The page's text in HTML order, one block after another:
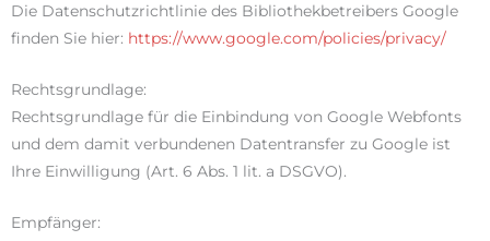
Die Datenschutzrichtlinie des Bibliothekbetreibers Google
finden Sie hier: https://www.google.com/policies/privacy/
Rechtsgrundlage:
Rechtsgrundlage für die Einbindung von Google Webfonts
und dem damit verbundenen Datentransfer zu Google ist
Ihre Einwilligung (Art. 6 Abs. 1 lit. a DSGVO).
Empfänger: